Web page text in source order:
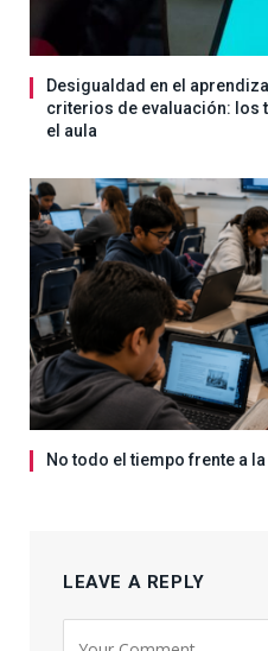
Desigualdad en el
criterios de evaluación: los
el aula
No todo el tiempo frente a
LEAVE A REPLY